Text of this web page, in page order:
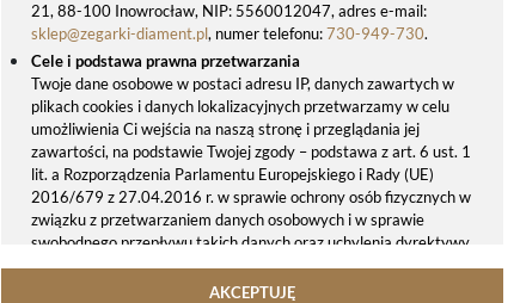
21, 88-100 Inowrocław, NIP: 5560012047, adres e-mail:
sklep@zegarki-diament.pl, numer telefonu:730-949-730.
Cele i podstawa prawna przetwarzania
Twoje dane osobowe w postaci adresu IP, danych zawartych w
plikach cookies i danych lokalizacyjnych przetwarzamy w celu
umożliwienia Ci wejścia na naszą stronę i przeglądania jej
zawartości, na podstawie Twojej zgody – podstawa z art. 6 ust. 1
lit. a Rozporządzenia Parlamentu Europejskiego i Rady (UE)
2016/679 z 27.04.2016 r. w sprawie ochrony osób fizycznych w
związku z przetwarzaniem danych osobowych i w sprawie
swobodnego przepływu takich danych oraz uchylenia dyrektywy
95/46/WE (ogólne rozporządzenie o ochronie danych, tj. RODO).
AKCEPTUJĘ